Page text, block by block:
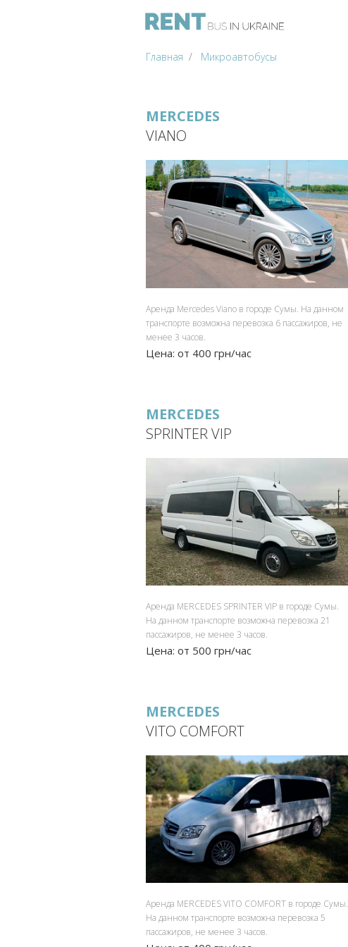
Главная Микроавтобусы
MERCEDES
VIANO
Аренда Mercedes Viano в городе Сумы. На данном
транспорте возможна перевозка 6 пассажиров, не
менее 3 часов.
Цена: от 400 грн/час
MERCEDES
SPRINTER VIP
Аренда MERCEDES SPRINTER VIP в городе Сумы.
На данном транспорте возможна перевозка 21
пассажиров, не менее 3 часов.
Цена: от 500 грн/час
MERCEDES
VITO COMFORT
Аренда MERCEDES VITO COMFORT в городе Сумы.
На данном транспорте возможна перевозка 5
пассажиров, не менее 3 часов.